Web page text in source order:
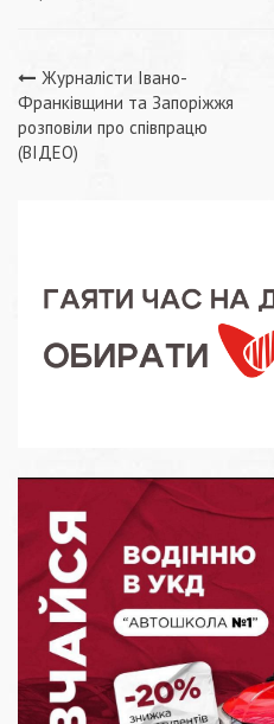
Навігація
записів
Журналісти Івано-
Франківщини та Запоріжжя
розповіли про співпрацю
(ВІДЕО)